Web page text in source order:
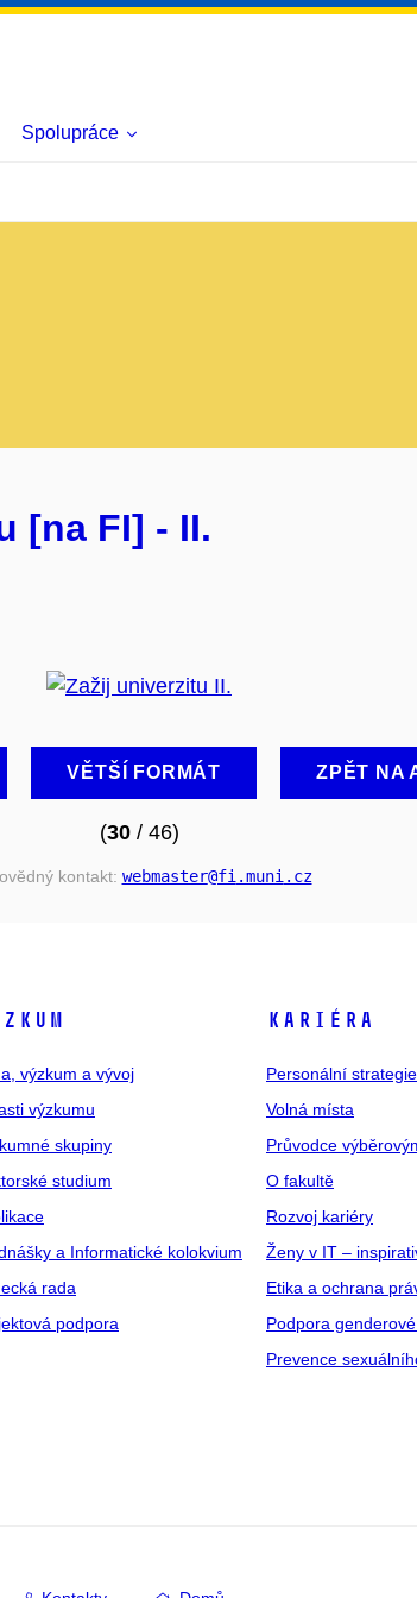
Spolupráce
[na FI] - II.
VĚTŠÍ FORMÁT ZPĚT NA
(30/ 46)
kontakt: webmaster@fi .muni .cz
výzkum a vývoj
výzkumu
skupiny
studium
a Informatické kolokvium
rada
podpora
KARIÉRA
Personální
Volná místa
Průvodce
O fakultě
Rozvoj kariéry
Ženy v IT –
Etika a ochrana
Podpora
Prevence